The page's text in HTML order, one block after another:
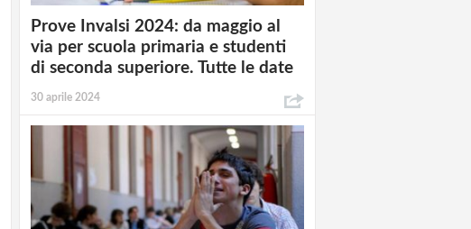
Prove Invalsi 2024: da maggio al
via per scuola primaria e studenti
di seconda superiore. Tutte le date
30 aprile 2024